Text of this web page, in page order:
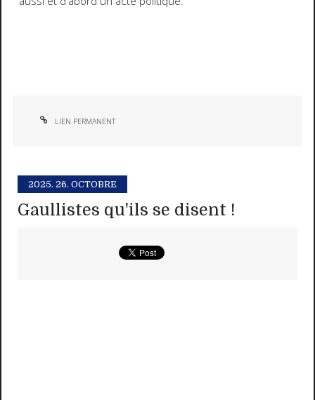
LIEN PERMANENT
2025. 26. OCTOBRE
Gaullistes qu'ils se disent !